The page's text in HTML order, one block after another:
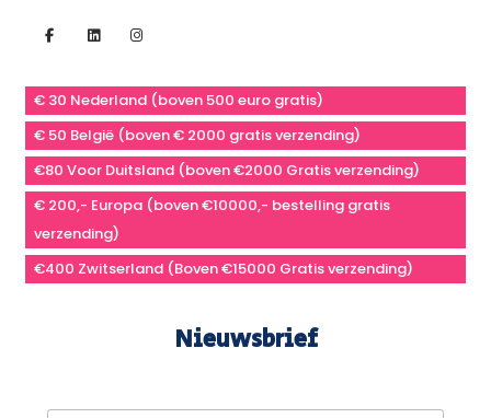
€ 30 Nederland (boven 500 euro gratis)
€ 50 België (boven € 2000 gratis verzending)
€80 Voor Duitsland (boven €2000 Gratis verzending)
€ 200,- Europa (boven €10000,- bestelling gratis
verzending)
€400 Zwitserland (Boven €15000 Gratis verzending)
Nieuwsbrief